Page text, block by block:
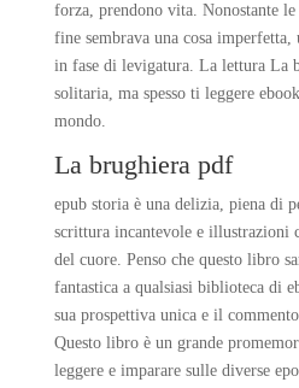
forza, prendono vita. Nonostante
fine sembrava una cosa imperfetta,
in fase di levigatura. La lettura La
solitaria, ma spesso ti leggere
mondo.
La brughiera pdf
epub storia è una delizia, piena di
scrittura incantevole e illustrazioni
del cuore. Penso che questo libro
fantastica a qualsiasi biblioteca di
sua prospettiva unica e il
Questo libro è un grande
leggere e imparare sulle diverse